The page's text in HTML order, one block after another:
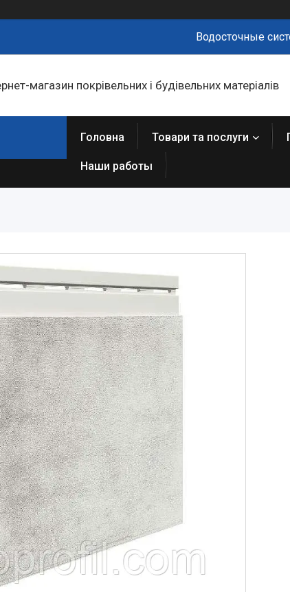
Водосточные
магазин покрівельних і будівельних матеріалів
Головна Товари та послуги
Наши работы